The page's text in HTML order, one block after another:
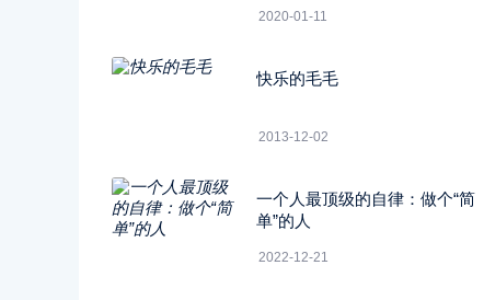
2020-01-11
快乐的毛毛
2013-12-02
一个人最顶级的自律：做个“简
单”的人
2022-12-21